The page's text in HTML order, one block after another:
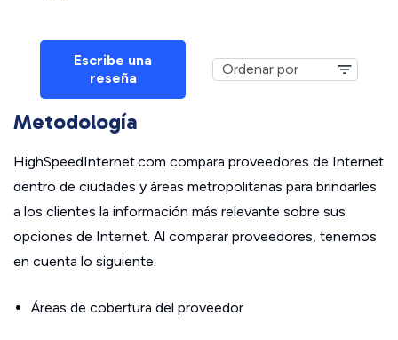
Escribe una
reseña
Metodología
HighSpeedInternet.com compara proveedores de Internet
dentro de ciudades y áreas metropolitanas para brindarles
a los clientes la información más relevante sobre sus
opciones de Internet. Al comparar proveedores, tenemos
en cuenta lo siguiente:
Áreas de cobertura del proveedor